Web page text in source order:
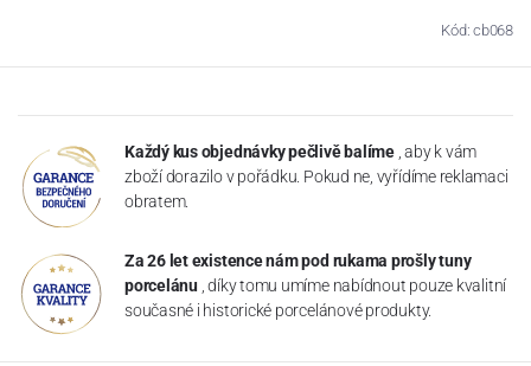
Kód: cb068
Každý kus objednávky pečlivě balíme , aby k vám
zboží dorazilo v pořádku. Pokud ne, vyřídíme reklamaci
obratem.
Za 26 let existence nám pod rukama prošly tuny
porcelánu , díky tomu umíme nabídnout pouze kvalitní
současné i historické porcelánové produkty.